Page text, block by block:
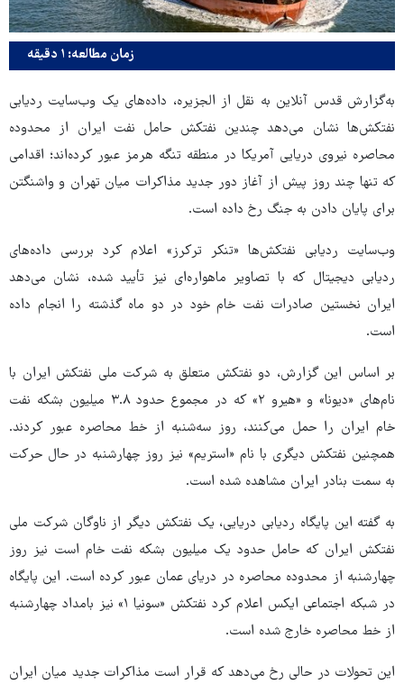
زمان مطالعه: ۱ دقیقه
به‌گزارش قدس آنلاین به نقل از الجزیره، داده‌های یک وب‌سایت ردیابی
نفتکش‌ها نشان می‌دهد چندین نفتکش حامل نفت ایران از محدوده
محاصره نیروی دریایی آمریکا در منطقه تنگه هرمز عبور کرده‌اند؛ اقدامی
که تنها چند روز پیش از آغاز دور جدید مذاکرات میان تهران و واشنگتن
برای پایان دادن به جنگ رخ داده است.
وب‌سایت ردیابی نفتکش‌ها «تنکر ترکرز» اعلام کرد بررسی داده‌های
ردیابی دیجیتال که با تصاویر ماهواره‌ای نیز تأیید شده، نشان می‌دهد
ایران نخستین صادرات نفت خام خود در دو ماه گذشته را انجام داده
است.
بر اساس این گزارش، دو نفتکش متعلق به شرکت ملی نفتکش ایران با
نام‌های «دیونا» و «هیرو ۲» که در مجموع حدود ۳.۸ میلیون بشکه نفت
خام ایران را حمل می‌کنند، روز سه‌شنبه از خط محاصره عبور کردند.
همچنین نفتکش دیگری با نام «استریم» نیز روز چهارشنبه در حال حرکت
به سمت بنادر ایران مشاهده شده است.
به گفته این پایگاه ردیابی دریایی، یک نفتکش دیگر از ناوگان شرکت ملی
نفتکش ایران که حامل حدود یک میلیون بشکه نفت خام است نیز روز
چهارشنبه از محدوده محاصره در دریای عمان عبور کرده است. این پایگاه
در شبکه اجتماعی ایکس اعلام کرد نفتکش «سونیا ۱» نیز بامداد چهارشنبه
از خط محاصره خارج شده است.
این تحولات در حالی رخ می‌دهد که قرار است مذاکرات جدید میان ایران